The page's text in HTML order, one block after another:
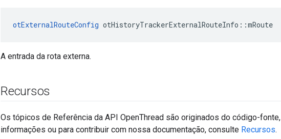
otExternalRouteConfig otHistoryTrackerExternalRouteInfo ::mRoute
A entrada da rota externa.
Recursos
Os tópicos de Referência da API OpenThread são originados do código-
informações ou para contribuir com nossa documentação, consulte Recursos.